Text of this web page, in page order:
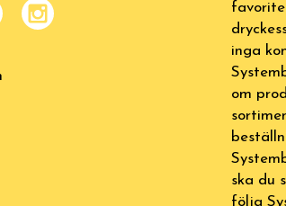
inga
om
ska du
följa